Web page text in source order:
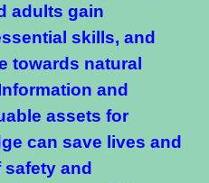
adults gain
skills, and
towards natural
and
assets for
can save lives and
safety and